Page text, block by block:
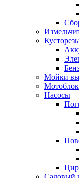
Мойки
Насосы